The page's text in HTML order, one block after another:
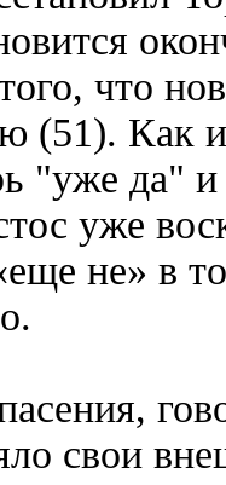
что
(51). Как
"уже да"
уже
не» в
свои